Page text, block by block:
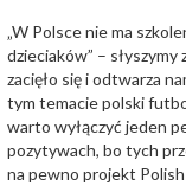
„W Polsce nie ma
dzieciaków” –
zacięło się i odtwarza
tym temacie polski
warto wyłączyć jeden
pozytywach, bo tych
na pewno projekt